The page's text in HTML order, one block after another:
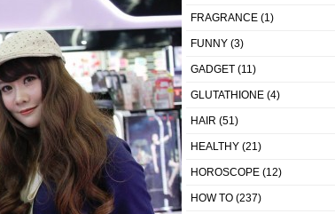
FRAGRANCE (1)
FUNNY (3)
GADGET (11)
GLUTATHIONE (4)
HAIR (51)
HEALTHY (21)
HOROSCOPE (12)
HOW TO (237)